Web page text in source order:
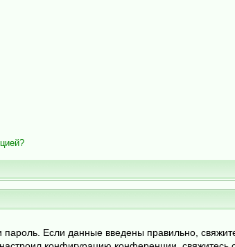
Если данные введены правильно,